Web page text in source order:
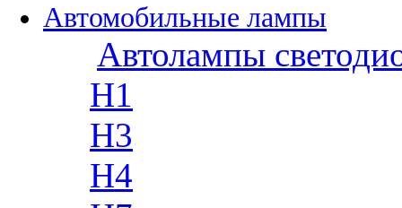
Автомобильные лампы
Автолампы
H1
H3
H4